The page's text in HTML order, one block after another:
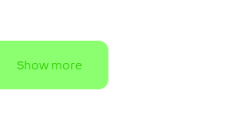
Show more